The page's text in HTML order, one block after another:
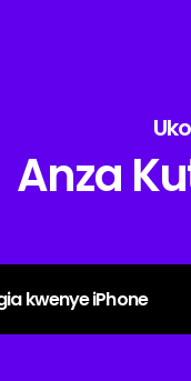
Anza
kwenye iPhone